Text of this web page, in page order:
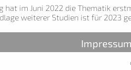
hat im Juni 2022 die Thematik
weiterer Studien ist für 2023